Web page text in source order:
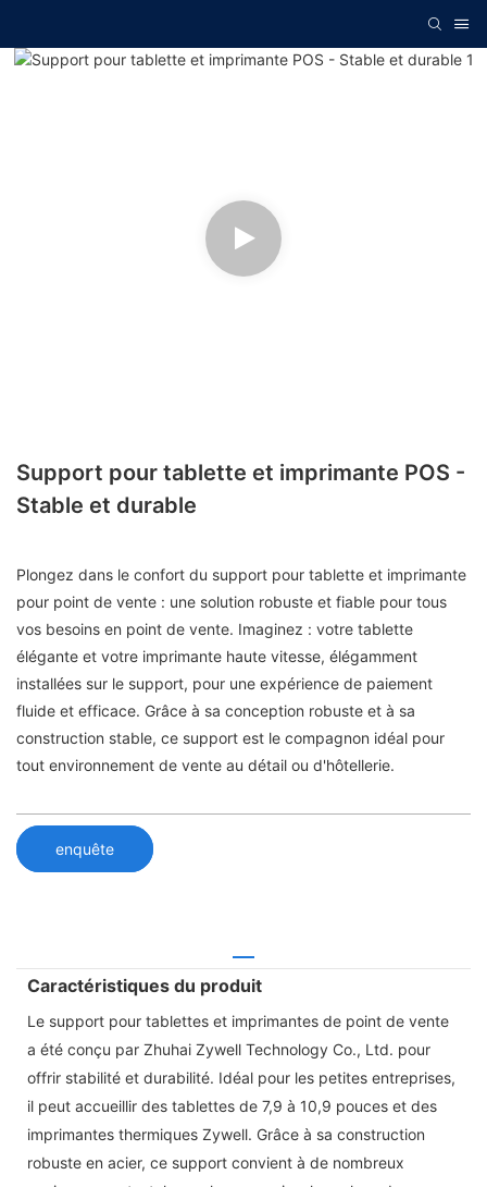
Support pour tablette et imprimante POS -
Stable et durable
Plongez dans le confort du support pour tablette et imprimante
pour point de vente : une solution robuste et fiable pour tous
vos besoins en point de vente. Imaginez : votre tablette
élégante et votre imprimante haute vitesse, élégamment
installées sur le support, pour une expérience de paiement
fluide et efficace. Grâce à sa conception robuste et à sa
construction stable, ce support est le compagnon idéal pour
tout environnement de vente au détail ou d'hôtellerie.
enquête
Caractéristiques du produit
Le support pour tablettes et imprimantes de point de vente
a été conçu par Zhuhai Zywell Technology Co., Ltd. pour
offrir stabilité et durabilité. Idéal pour les petites entreprises,
il peut accueillir des tablettes de 7,9 à 10,9 pouces et des
imprimantes thermiques Zywell. Grâce à sa construction
robuste en acier, ce support convient à de nombreux